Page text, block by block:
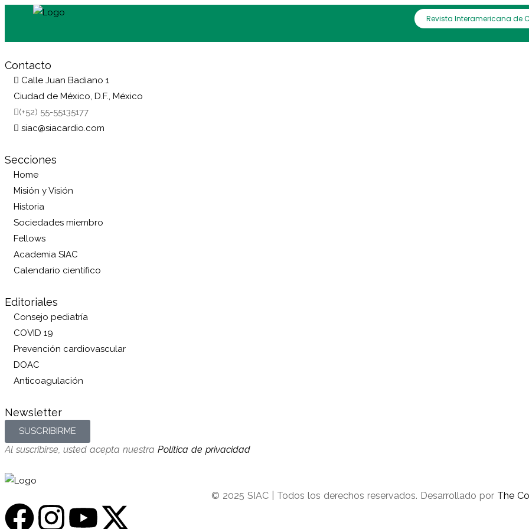
Revista Interamericana de
Contacto
Calle Juan Badiano 1
Ciudad de México, D.F., México
(+52) 55-55135177
siac@siacardio.com
Secciones
Home
Misión y Visión
Historia
Sociedades miembro
Fellows
Academia SIAC
Calendario científico
Editoriales
Consejo pediatría
COVID 19
Prevención cardiovascular
DOAC
Anticoagulación
Newsletter
SUSCRIBIRME
Al suscribirse, usted acepta nuestra Política de privacidad
© 2025 SIAC | Todos los derechos reservados. Desarrollado por The